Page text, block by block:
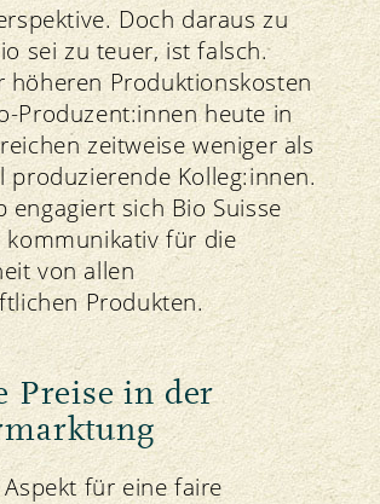
Doch daraus zu
sei zu teuer, ist falsch.
höheren Produktionskosten
Produzent:innen heute in
zeitweise weniger als
produzierende Kolleg:innen.
engagiert sich Bio Suisse
für die
von allen
Produkten.
Preise in der
für eine faire